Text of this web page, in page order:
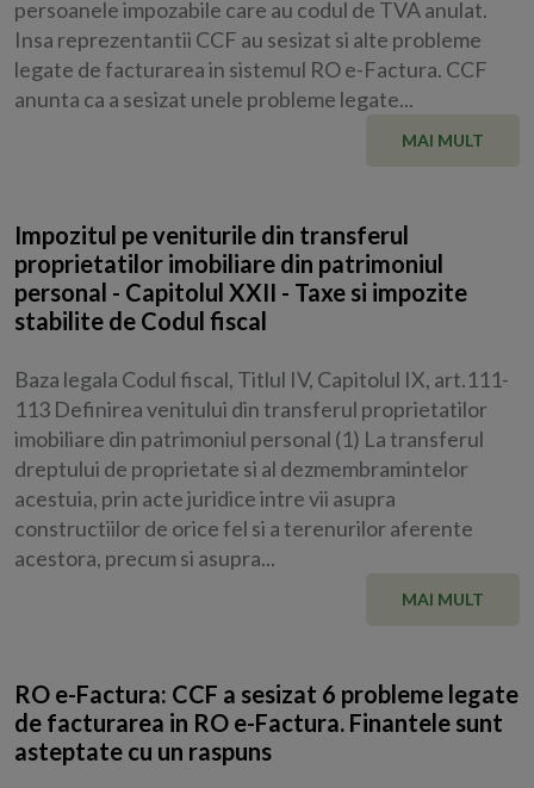
persoanele impozabile care au codul de TVA anulat.
Insa reprezentantii CCF au sesizat si alte probleme
legate de facturarea in sistemul RO e-Factura. CCF
anunta ca a sesizat unele probleme legate...
MAI MULT
Impozitul pe veniturile din transferul
proprietatilor imobiliare din patrimoniul
personal - Capitolul XXII - Taxe si impozite
stabilite de Codul fiscal
Baza legala Codul fiscal, Titlul IV, Capitolul IX, art.111-
113 Definirea venitului din transferul proprietatilor
imobiliare din patrimoniul personal (1) La transferul
dreptului de proprietate si al dezmembramintelor
acestuia, prin acte juridice intre vii asupra
constructiilor de orice fel si a terenurilor aferente
acestora, precum si asupra...
MAI MULT
RO e-Factura: CCF a sesizat 6 probleme legate
de facturarea in RO e-Factura. Finantele sunt
asteptate cu un raspuns